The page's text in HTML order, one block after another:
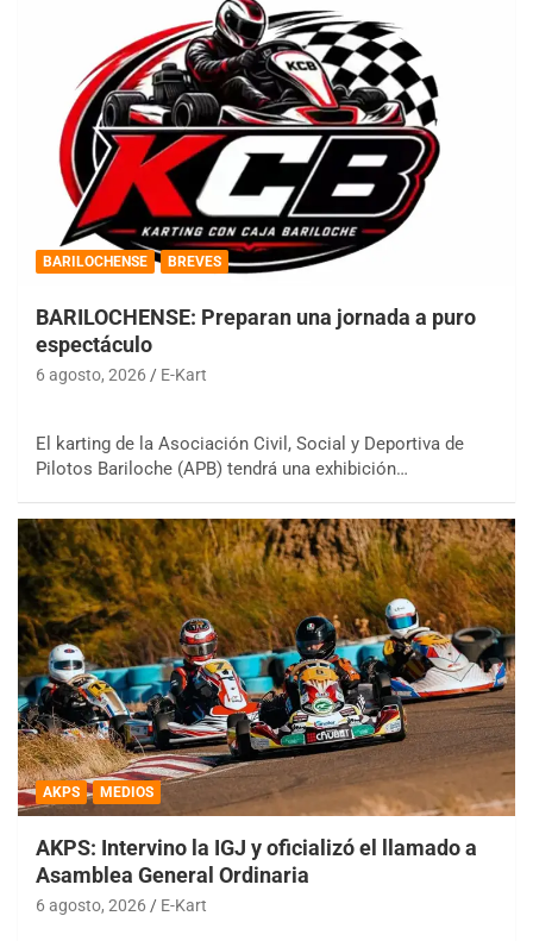
BARILOCHENSE BREVES
BARILOCHENSE: Preparan una jornada a puro
espectáculo
6 agosto, 2026 E-Kart
El karting de la Asociación Civil, Social y Deportiva de
Pilotos Bariloche (APB) tendrá una exhibición…
AKPS MEDIOS
AKPS: Intervino la IGJ y oficializó el llamado a
Asamblea General Ordinaria
6 agosto, 2026 E-Kart